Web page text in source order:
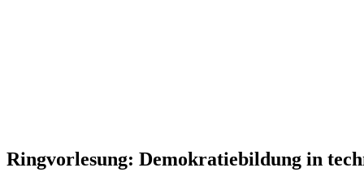
Ringvorlesung: Demokratiebildung in